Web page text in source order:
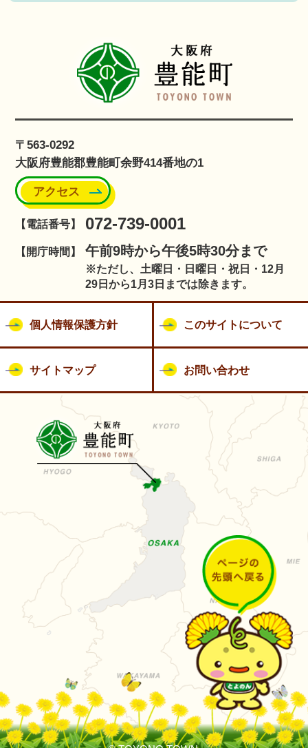
〒563-0292
大阪府豊能郡豊能町余野414番地の1
アクセス
【電話番号】 072-739-0001
【開庁時間】 午前9時から午後5時30分まで
※ただし、土曜日・日曜日・祝日・12月
29日から1月3日までは除きます。
個人情報保護方針 このサイトについて
サイトマップ お問い合わせ